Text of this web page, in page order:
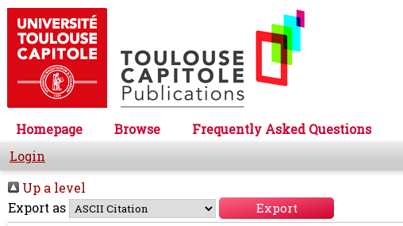
Homepage Browse Frequently Asked Questions
Login
Up a level
Export as